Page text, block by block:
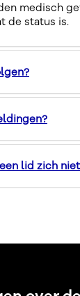
medisch
de status is.
lid zich